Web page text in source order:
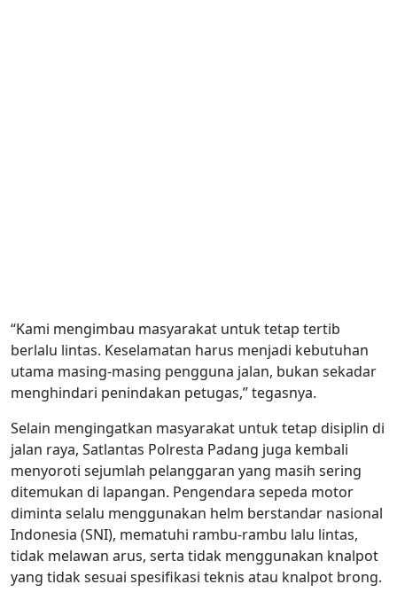
“Kami mengimbau masyarakat untuk tetap tertib
berlalu lintas. Keselamatan harus menjadi kebutuhan
utama masing-masing pengguna jalan, bukan sekadar
menghindari penindakan petugas,” tegasnya.
Selain mengingatkan masyarakat untuk tetap disiplin di
jalan raya, Satlantas Polresta Padang juga kembali
menyoroti sejumlah pelanggaran yang masih sering
ditemukan di lapangan. Pengendara sepeda motor
diminta selalu menggunakan helm berstandar nasional
Indonesia (SNI), mematuhi rambu-rambu lalu lintas,
tidak melawan arus, serta tidak menggunakan knalpot
yang tidak sesuai spesifikasi teknis atau knalpot brong.